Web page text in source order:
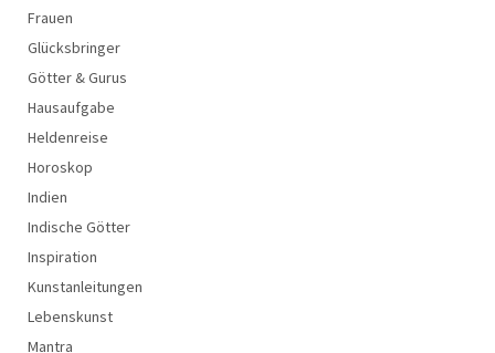
Frauen
Glücksbringer
Götter & Gurus
Hausaufgabe
Heldenreise
Horoskop
Indien
Indische Götter
Inspiration
Kunstanleitungen
Lebenskunst
Mantra